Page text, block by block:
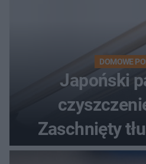
DOMOWE
Japoński
Zaschnięty
znikną bez